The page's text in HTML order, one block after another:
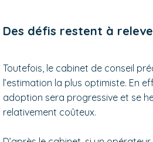
Des défis restent à
Toutefois, le cabinet de conseil
l’estimation la plus optimiste. En
adoption sera progressive et se
relativement coûteux.